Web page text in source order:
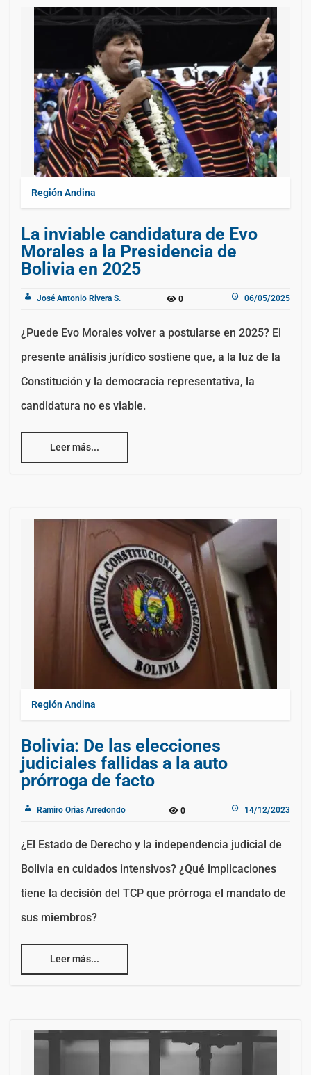
Región Andina
La inviable candidatura de Evo
Morales a la Presidencia de
Bolivia en 2025
José Antonio Rivera S. 0 06/05/2025
¿Puede Evo Morales volver a postularse en 2025? El
presente análisis jurídico sostiene que, a la luz de la
Constitución y la democracia representativa, la
candidatura no es viable.
Leer más...
Región Andina
Bolivia: De las elecciones
judiciales fallidas a la auto
prórroga de facto
Ramiro Orias Arredondo 0 14/12/2023
¿El Estado de Derecho y la independencia judicial de
Bolivia en cuidados intensivos? ¿Qué implicaciones
tiene la decisión del TCP que prórroga el mandato de
sus miembros?
Leer más...